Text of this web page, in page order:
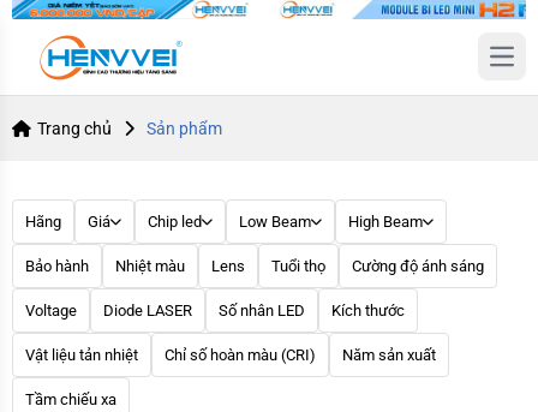
Trang chủ Sản phẩm
Hãng Giá Chip led Low Beam High Beam
Bảo hành Nhiệt màu Lens Tuổi thọ Cường độ ánh sáng
Voltage Diode LASER Số nhân LED Kích thước
Vật liệu tản nhiệt Chỉ số hoàn màu (CRI) Năm sản xuất
Tầm chiếu xa